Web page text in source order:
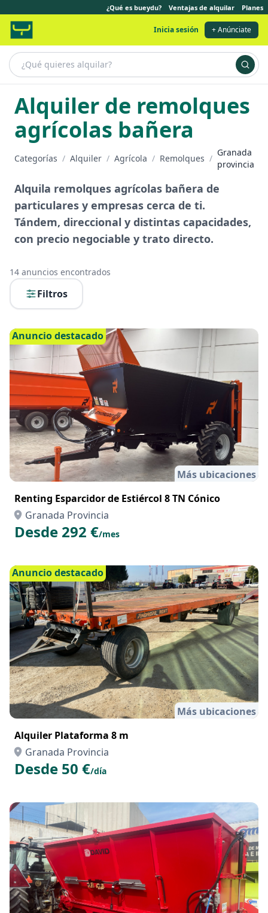
¿Qué es bueydu? Ventajas de alquilar Planes
Inicia sesión + Anúnciate
Alquiler de remolques
agrícolas bañera
Categorías / Alquiler / Agrícola / Remolques /
Granada
provincia
Alquila remolques agrícolas bañera de
particulares y empresas cerca de ti.
Tándem, direccional y distintas capacidades,
con precio negociable y trato directo.
14 anuncios encontrados
Filtros
Anuncio destacado
Más ubicaciones
Renting Esparcidor de Estiércol 8 TN Cónico
Granada Provincia
Desde 292 €/mes
Anuncio destacado
Más ubicaciones
Alquiler Plataforma 8 m
Granada Provincia
Desde 50 €/día